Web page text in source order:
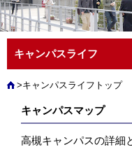
キャンパスライフ
キャンパスライフトップ
キャンパスマップ
高槻キャンパスの詳細